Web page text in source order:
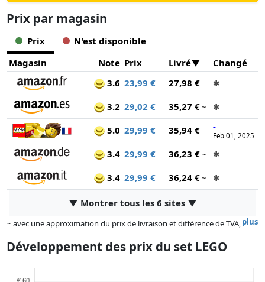
Prix ​​par magasin
Prix
N'est disponible
Magasin
Note Prix Livré
Changé
3.6 23,99 € 27,98 € ✱
3.2 29,02 € 35,27 €~ ✱
5.0 29,99 € 35,94 € -
Feb 01, 2025
3.4 29,99 € 36,23 €~ ✱
3.4 29,99 € 36,24 €~ ✱
▼ Montrer tous les 6 sites ▼
plus
~ avec une approximation du prix de livraison et différence de TVA,
Les prix et la disponibilité peuvent avoir changé depuis la dernière mise
partenaires n'a aucune influence sur celui-ci. Ce n'est qu'à prix égaux
Développement des prix du set LEGO